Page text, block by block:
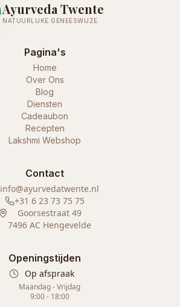
Ayurveda Twente
NATUURLIJKE GENEESWIJZE
Pagina's
Home
Over Ons
Blog
Diensten
Cadeaubon
Recepten
Lakshmi Webshop
Contact
info@ayurvedatwente.nl
+31 6 23 73 75 75
Goorsestraat 49
7496 AC Hengevelde
Openingstijden
Op afspraak
Maandag - Vrijdag
9:00 - 18:00